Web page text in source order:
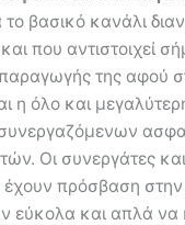
το βασικό κανάλι
που αντιστοιχεί
της αφού
η όλο και
Οι συνεργάτες
έχουν πρόσβαση
εύκολα και απλά